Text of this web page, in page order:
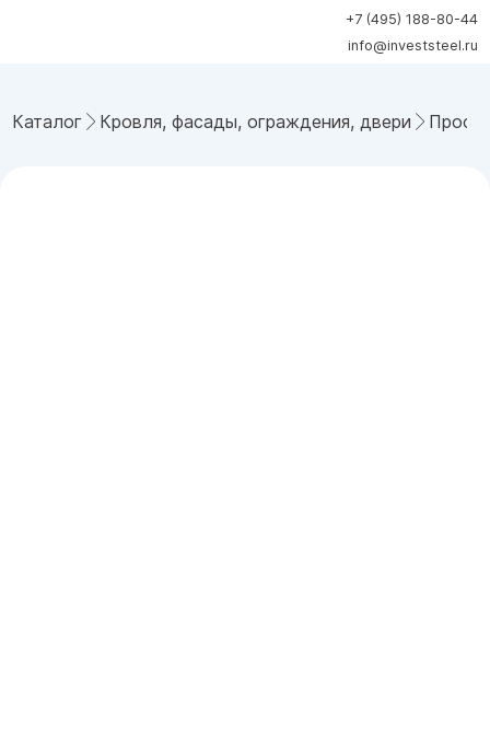
+7 (495) 188-80-44
info@investsteel.ru
Каталог Кровля, фасады, ограждения, двери